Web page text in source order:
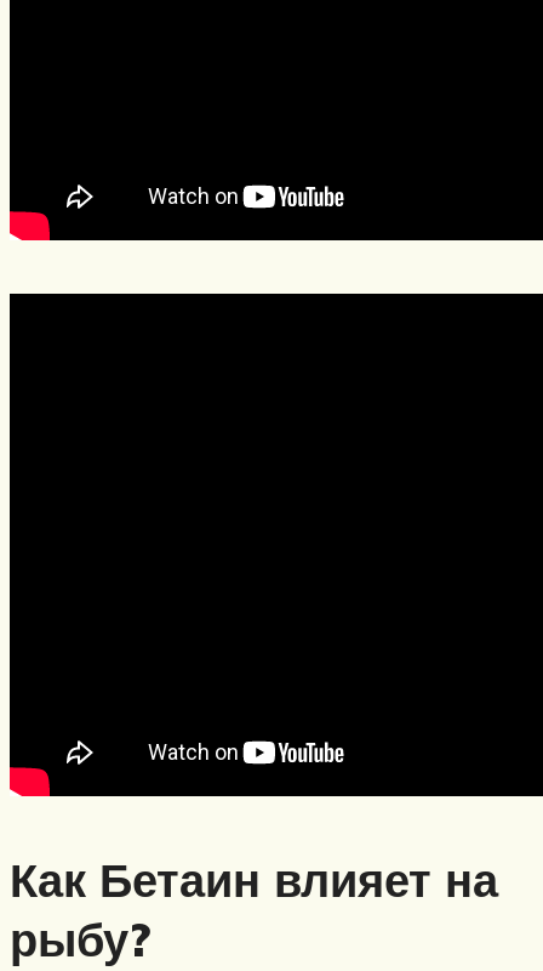
Как Бетаин влияет на
рыбу?